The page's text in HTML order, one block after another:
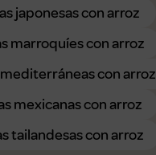
japonesas con arroz
marroquíes con arroz
con arroz
mexicanas con arroz
tailandesas con arroz